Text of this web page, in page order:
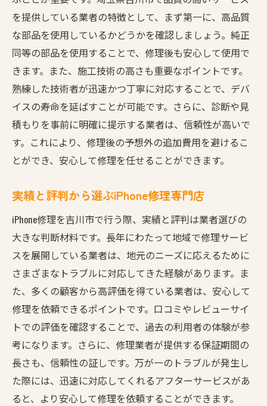
迅速対応が必要な理由とそのメリット
高品質な部品を使用する重要性
修理後の動作確認で安心度を高める
お客様の声から学ぶ修理店の選び方
安心のiPhone修理を吉川市で実現するためのポイ
ント
信頼性の高い修理サービスの見分け方
修理前後の確認事項をチェック
保証内容をしっかり確認しよう
専門技術と経験を持つスタッフの重要性
オンラインでの予約・相談の活用法
不具合にも負けない！吉川市でのiPhone修理の重
要性
突然の不具合に備えるために
修理を通じたデータ保護の実践
最新技術を駆使した修理の実例
日常のスマホ利用を支えるサービス
その場で解決！出張修理の利点
修理しながら学ぶスマホの使い方
を提供している業者の特徴として、まず第一に、高品質
な部品を使用しているかどうかを確認しましょう。純正
同等の部品を使用することで、修理後も安心して使用で
きます。また、施工技術の高さも重要なポイントです。
熟練した技術者が迅速かつ丁寧に対応することで、デバ
イスの寿命を延ばすことが可能です。さらに、診断や見
積もりを事前に明確に提示する業者は、信頼性が高いで
す。これにより、修理後の予想外の追加費用を避けるこ
とができ、安心して修理を任せることができます。
実績と評判から選ぶiPhone修理専門店
iPhone修理を吉川市で行う際、実績と評判は業者選びの
大きな判断材料です。長年にわたって地域で修理サービ
スを展開している業者は、地元のニーズに応えるために
さまざまなトラブルに対応してきた経験があります。ま
た、多くの顧客から高評価を得ている業者は、安心して
修理を依頼できるポイントです。口コミやレビューサイ
トでの評価を確認することで、過去の利用者の体験が参
考になります。さらに、修理業者が提供する保証期間の
長さも、信頼性の証しです。万が一のトラブルが発生し
た際には、迅速に対応してくれるアフターサービスがあ
ると、より安心して修理を依頼することができます。